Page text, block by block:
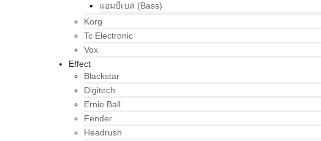
แอมป์เบส (Bass)
Korg
Tc Electronic
Vox
Effect
Blackstar
Digitech
Ernie Ball
Fender
Headrush